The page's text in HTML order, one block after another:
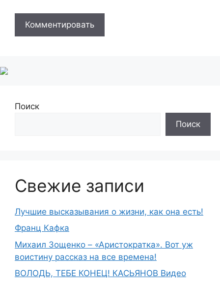
Поиск
Поиск
Свежие записи
Лучшие высказывания о жизни, как она есть!
Франц Кафка
Михаил Зощенко – «Аристократка». Вот уж
воистину рассказ на все времена!
ВОЛОДЬ, ТЕБЕ КОНЕЦ! КАСЬЯНОВ Видео